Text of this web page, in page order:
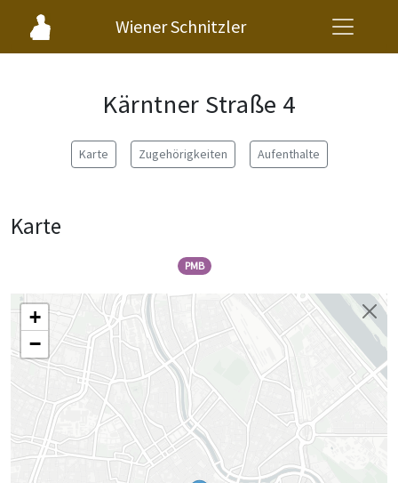
Wiener Schnitzler
Kärntner Straße 4
Karte Zugehörigkeiten Aufenthalte
Karte
PMB
+
−